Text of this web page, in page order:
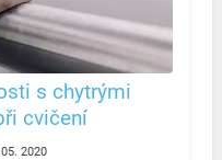
s chytrými
cvičení
2020